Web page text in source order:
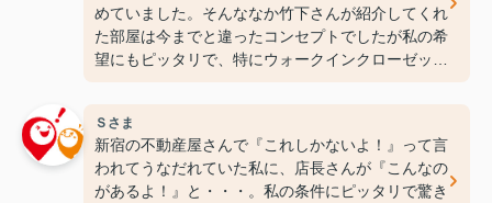
めていました。そんななか竹下さんが紹介してくれ
た部屋は今までと違ったコンセプトでしたが私の希
望にもピッタリで、特にウォークインクローゼット
Ｓさま
新宿の不動産屋さんで『これしかないよ！』って言
われてうなだれていた私に、店長さんが『こんなの
があるよ！』と・・・。私の条件にピッタリで驚き